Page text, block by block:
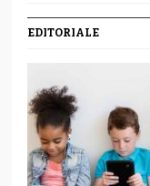
EDITORIALE